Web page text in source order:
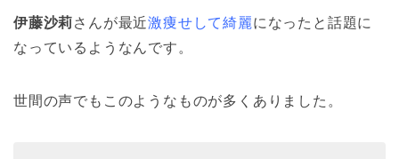
伊藤沙莉さんが最近激痩せして綺麗になったと話題に
なっているようなんです。
世間の声でもこのようなものが多くありました。